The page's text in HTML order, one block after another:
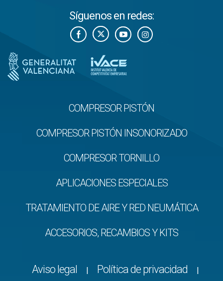
Síguenos en redes:
COMPRESOR PISTÓN
COMPRESOR PISTÓN INSONORIZADO
COMPRESOR TORNILLO
APLICACIONES ESPECIALES
TRATAMIENTO DE AIRE Y RED NEUMÁTICA
ACCESORIOS, RECAMBIOS Y KITS
Aviso legal Política de privacidad